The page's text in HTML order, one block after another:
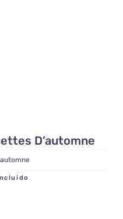
D’automne